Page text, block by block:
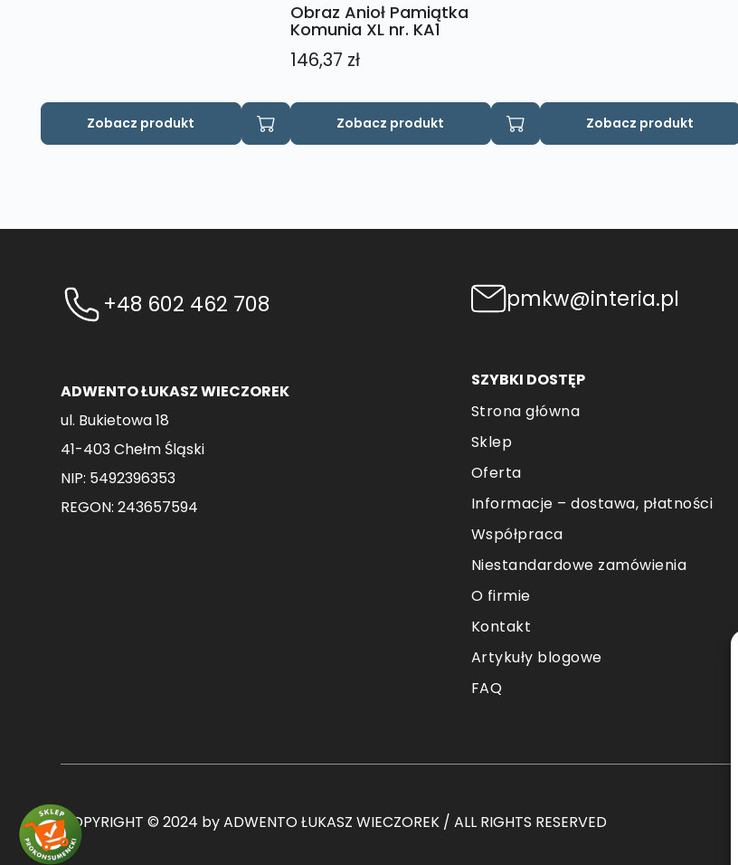
Zobacz produkt
Obraz Anioł Pamiątka
Komunia XL nr. KA1
146,37 zł
Zobacz produkt Zobacz produkt
+48 602 462 708
ADWENTO ŁUKASZ WIECZOREK
ul. Bukietowa 18
41-403 Chełm Śląski
NIP: 5492396353
REGON: 243657594
pmkw@interia.pl
SZYBKI DOSTĘP
Strona główna
Sklep
Oferta
Informacje – dostawa, płatności
Współpraca
Niestandardowe zamówienia
O firmie
Kontakt
Artykuły blogowe
FAQ
COPYRIGHT © 2024 by ADWENTO ŁUKASZ WIECZOREK / ALL RIGHTS RESERVED